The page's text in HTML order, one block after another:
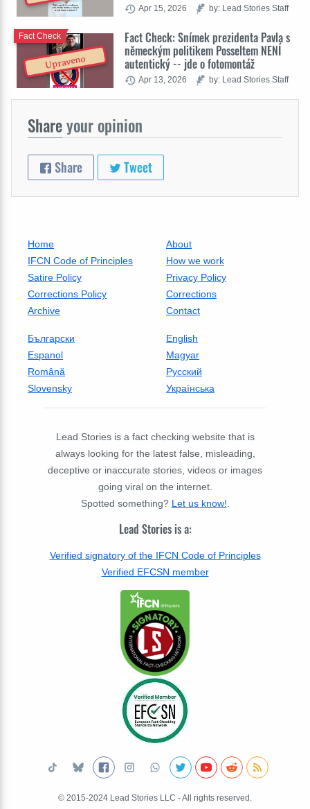
Apr 15, 2026 by: Lead Stories Staff
Upraveno
Fact Check: Snímek prezidenta Pavla s
německým politikem Posseltem NENÍ
autentický -- jde o fotomontáž
Fact Check
Apr 13, 2026 by: Lead Stories Staff
Shareyour opinion
Share Tweet
Home
About
IFCN Code of Principles
How we work
Satire Policy
Privacy Policy
Corrections Policy
Corrections
Archive
Contact
Български
English
Espanol
Magyar
Română
Русский
Slovensky
Українська
Lead Stories is a fact checking website that is
always looking for the latest false, misleading,
deceptive or inaccurate stories, videos or images
going viral on the internet.
Spotted something? Let us know!.
Lead Stories is a:
Verified signatory of the IFCN Code of Principles
Verified EFCSN member
© 2015-2024 Lead Stories LLC - All rights reserved.